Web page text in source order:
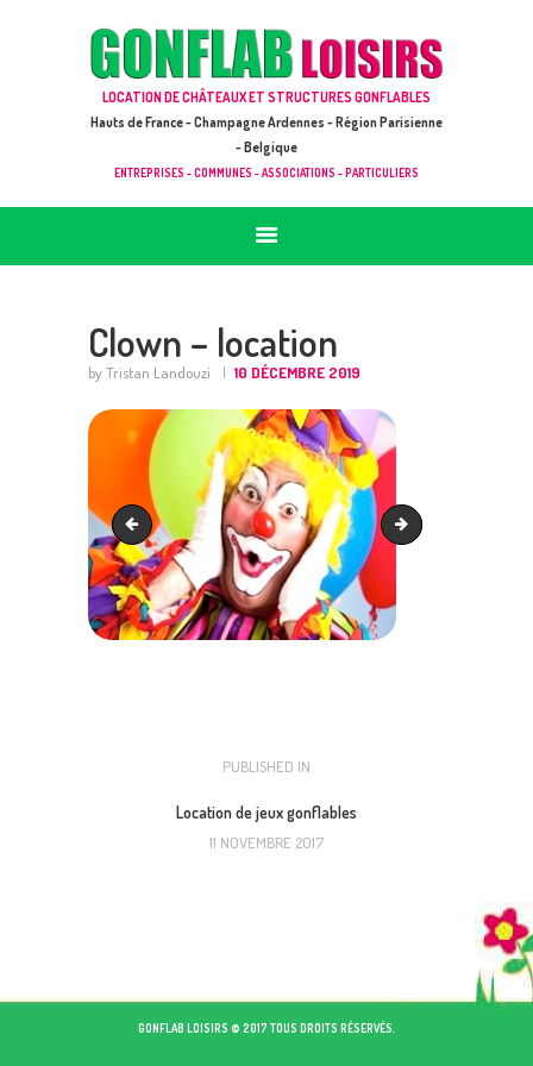
LOCATION DE CHÂTEAUX ET STRUCTURES GONFLABLES
Hauts de France - Champagne Ardennes - Région Parisienne
- Belgique
ENTREPRISES - COMMUNES - ASSOCIATIONS - PARTICULIERS
GONFLAB LOISIRS
ACCUEIL
JEUX À LOUER & PRESTATIONS
CATALOGUE / TARIF
DEMANDE DE DEVIS (SOUS 24H)
Clown – location
by Tristan Landouzi 10 DÉCEMBRE 2019
Fanfarre - location Magicien - location
NAVIGATION
PUBLISHED IN
Location de jeux gonflables
11 NOVEMBRE 2017
GONFLAB LOISIRS © 2017 TOUS DROITS RÉSERVÉS.